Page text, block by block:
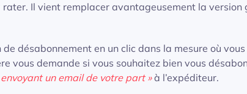
rater. Il vient remplacer avantageusement la
désabonnement en un clic dans la mesure où
vous demande si vous souhaitez bien vous
un email de votre part »à l’expéditeur.